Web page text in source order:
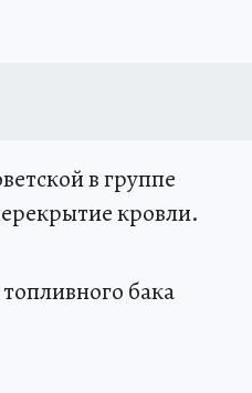
в группе
кровли.
бака